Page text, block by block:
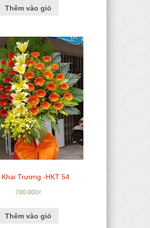
Thêm vào giỏ
Khai Trương -HKT 54
700.000₫
Thêm vào giỏ